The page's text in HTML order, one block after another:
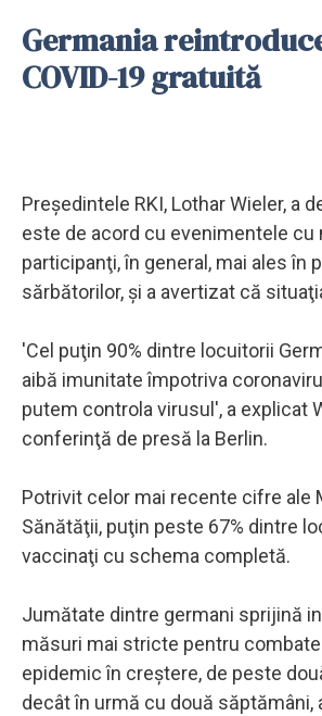
Germania
COVID-19 gratuită
Preşedintele RKI, Lothar Wieler, a
este de acord cu evenimentele cu
participanţi, în general, mai ales în
sărbătorilor, şi a avertizat că
'Cel puţin 90% dintre locuitorii
aibă imunitate împotriva
putem controla virusul', a explicat
conferinţă de presă la Berlin.
Potrivit celor mai recente cifre ale
Sănătăţii, puţin peste 67% dintre
vaccinaţi cu schema completă.
Jumătate dintre germani sprijină
măsuri mai stricte pentru
epidemic în creştere, de peste
decât în urmă cu două săptămâni,